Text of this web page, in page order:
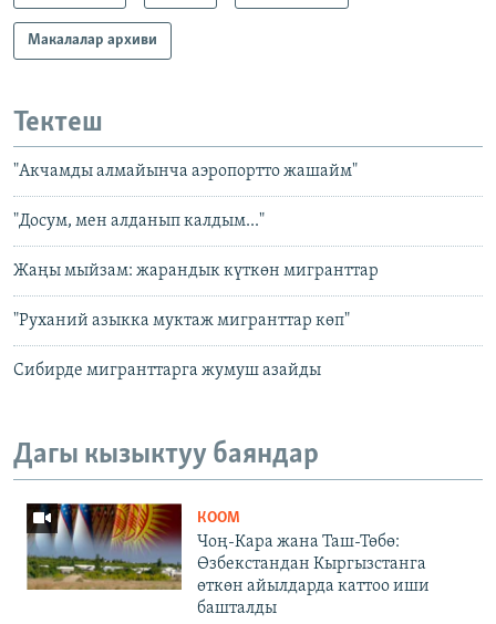
Макалалар архиви
Тектеш
"Акчамды алмайынча аэропортто жашайм"
"Досум, мен алданып калдым..."
Жаңы мыйзам: жарандык күткөн мигранттар
"Руханий азыкка муктаж мигранттар көп"
Сибирде мигранттарга жумуш азайды
Дагы кызыктуу баяндар
КООМ
Чоң-Кара жана Таш-Төбө:
Өзбекстандан Кыргызстанга
өткөн айылдарда каттоо иши
башталды